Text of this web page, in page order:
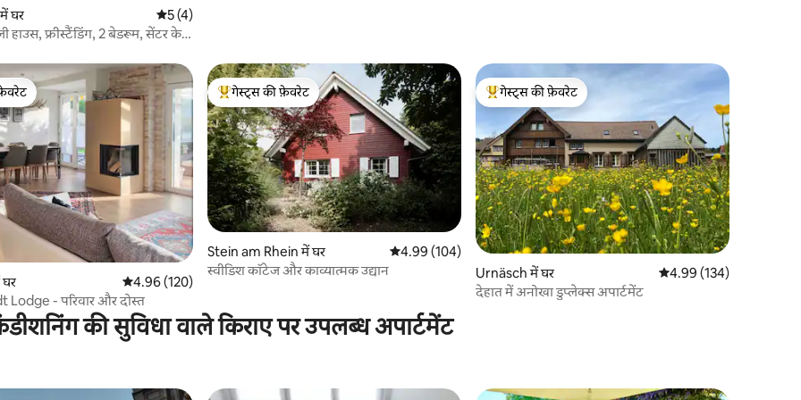
घर औसत रेटिंग 5 में से 5, 4 समीक्षाएँ
5 (4)
हाउस, फ्रीस्टैंडिंग, 2 बेडरूम, सेंटर के
औसत रेटिंग 5 में से 4.96, 120 समीक्षाएँ
4.96 (120)
- परिवार और दोस्त
गेस्ट्स का टॉप फ़ेवरेट
गेस्ट्स की फ़ेवरेट
Stein am Rhein में घर औसत रेटिंग 5 में से 4.99, 104 समीक्षाएँ
4.99 (104)
स्वीडिश कॉटेज और काव्यात्मक उद्यान
गेस्ट्स का टॉप फ़ेवरेट
गेस्ट्स की फ़ेवरेट
Urnäsch में घर औसत रेटिंग 5 में से 4.99,
4.99 (134)
देहात में अनोखा डुप्लेक्स अपार्टमेंट
की सुविधा वाले किराए पर उपलब्ध अपार्टमेंट